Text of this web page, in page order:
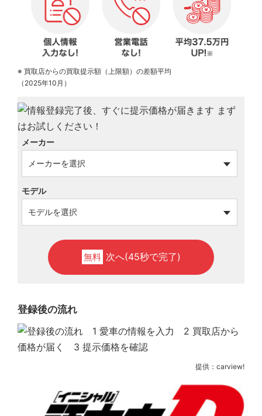
※ 買取店からの買取提示額（上限額）の差額平均
（2025年10月）
メーカー
モデル
無料 次へ(45秒で完了)
登録後の流れ
提供：carview!